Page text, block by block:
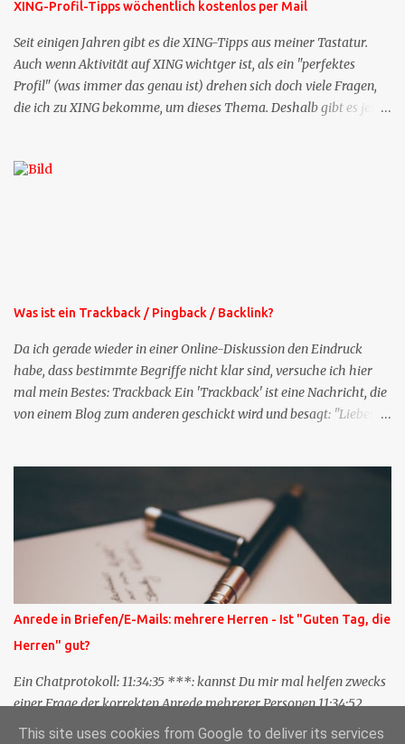
XING-Profil-Tipps wöchentlich kostenlos per Mail
Seit einigen Jahren gibt es die XING-Tipps aus meiner Tastatur.
Auch wenn Aktivität auf XING wichtger ist, als ein "perfektes
Profil" (was immer das genau ist) drehen sich doch viele Fragen,
die ich zu XING bekomme, um dieses Thema. Deshalb gibt es jetzt
bekommen Sie kostenlos eine weitere Folge. Die Startsequenz ist 16
Was ist ein Trackback / Pingback / Backlink?
Da ich gerade wieder in einer Online-Diskussion den Eindruck
habe, dass bestimmte Begriffe nicht klar sind, versuche ich hier
mal mein Bestes: Trackback Ein 'Trackback' ist eine Nachricht, die
von einem Blog zum anderen geschickt wird und besagt: "Lieber
was ich zu deinem Inhalt zu sagen hatte." Diese
Nachrichtenfunktion wird 'angestoßen' in dem 'mein' Blog an die
'TrackbackURL' des Anderen einen 'Ping' schickt, d.h. ein paar
Parameter übergibt (URL meines Eintrags, Kurzzitat meines
Beitrags). Praktisch muss man nichts Anderes tun, als die
TrackbackURL beim Schreiben meines Beitrags in ein bestimmtes
Feld in meinem 'Blog-Redaktionssystem' einzufügen. Trackbacks
und TrackbackURLs sind heute recht selten. Das Trackback-
Verfahren wurde wei...
Anrede in Briefen/E-Mails: mehrere Herren - Ist "Guten Tag, die
Herren" gut?
Ein Chatprotokoll: 11:34:35 ***: kannst Du mir mal helfen zwecks
einer Frage der korrekten Anrede mehrerer Personen 11:34:52
***: Guten Tag die Herren ? 11:35:07 ***: Sehr geehrte Herren,
This site uses cookies from Google to deliver its services